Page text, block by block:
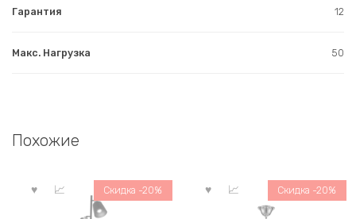
Гарантия 12
Макс. Нагрузка 50
Похожие
Скидка -20% Скидка -20%